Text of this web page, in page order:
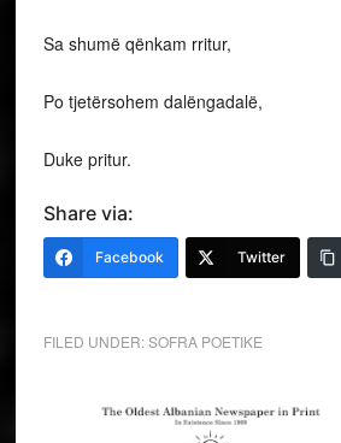
Sa shumë qënkam rritur,
Po tjetërsohem dalëngadalë,
Duke pritur.
Share via:
Facebook Twitter
FILED UNDER:SOFRA POETIKE